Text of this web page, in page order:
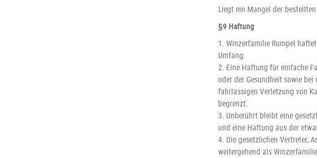
Liegt ein Mangel der
§9 Haftung
1. Winzerfamilie Rumpel
Umfang.
2. Eine Haftung für einfache
oder der Gesundheit sowie
fahrlässigen Verletzung von
begrenzt.
3. Unberührt bleibt eine
und eine Haftung aus der
4. Die gesetzlichen Vertreter,
weitergehend als